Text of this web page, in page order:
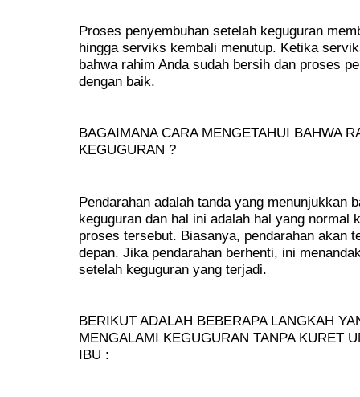
Proses penyembuhan setelah keguguran
hingga serviks kembali menutup. Ketika
bahwa rahim Anda sudah bersih dan proses
dengan baik.
BAGAIMANA CARA MENGETAHUI BAHWA
KEGUGURAN ?
Pendarahan adalah tanda yang menunjukkan
keguguran dan hal ini adalah hal yang normal
proses tersebut. Biasanya, pendarahan akan
depan. Jika pendarahan berhenti, ini
setelah keguguran yang terjadi.
BERIKUT ADALAH BEBERAPA LANGKAH
MENGALAMI KEGUGURAN TANPA KURET
IBU :